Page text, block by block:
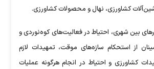
کشاورزی، نهال و محصولات کشاورزی.
بین شهری، احتیاط در فعالیت‌های کوه‌نوردی و
از استحکام سازه‌های موقت، تمهیدات لازم
کشاورزی و احتیاط در انجام هرگونه عملیات